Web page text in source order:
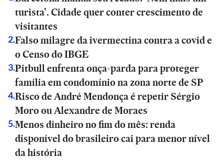
turista’. Cidade quer conter crescimento de
visitantes
2.Falso milagre da ivermectina contra a covid e
o Censo do IBGE
3.Pitbull enfrenta onça-parda para proteger
família em condomínio na zona norte de SP
4.Risco de André Mendonça é repetir Sérgio
Moro ou Alexandre de Moraes
5.Menos dinheiro no fim do mês: renda
disponível do brasileiro cai para menor nível
da história